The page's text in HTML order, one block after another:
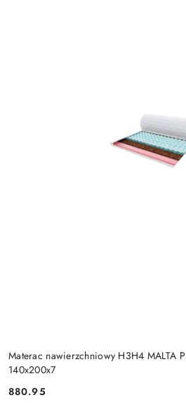
Materac nawierzchniowy H3H4 MALTA
140x200x7
Cena:
880.95